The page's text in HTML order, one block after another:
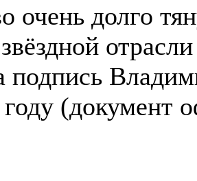
очень долго
подпись
(документ